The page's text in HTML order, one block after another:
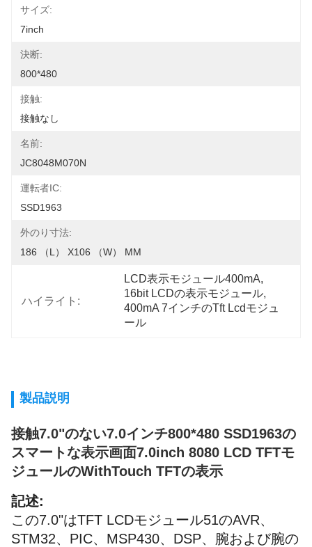
サイズ:
7inch
決断:
800*480
接触:
接触なし
名前:
JC8048M070N
運転者IC:
SSD1963
外のり寸法:
186 （L） X106 （W） MM
ハイライト:
LCD表示モジュール400mA,
16bit LCDの表示モジュール,
400mA 7インチのTft Lcdモジュ
ール
製品説明
接触7.0"のない7.0インチ800*480 SSD1963の
スマートな表示画面7.0inch 8080 LCD TFTモ
ジュールのWithTouch TFTの表示
記述:
この7.0"はTFT LCDモジュール51のAVR、
STM32、PIC、MSP430、DSP、腕および腕の